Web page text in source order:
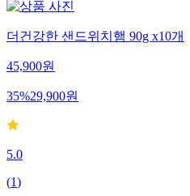
더건강한 샌드위치햄 90g x10개
45,900원
35%29,900원
5.0
(1)